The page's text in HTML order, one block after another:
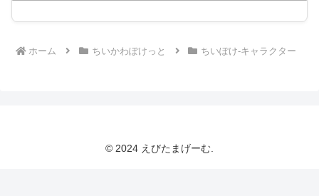
ホーム ちいかわぽけっと ちいぽけ-キャラクター
© 2024 えびたまげーむ.